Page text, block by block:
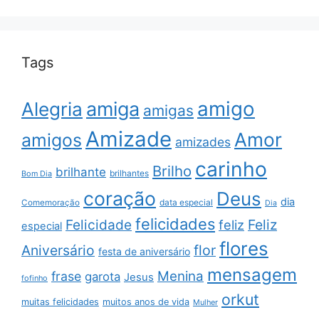
Tags
Alegria amiga amigas amigo
amigos Amizade amizades Amor
Bom Dia brilhante brilhantes Brilho carinho
Comemoração coração data especial Deus Dia dia
especial Felicidade felicidades feliz Feliz
Aniversário festa de aniversário flor flores
fofinho frase garota Jesus Menina mensagem
muitas felicidades muitos anos de vida Mulher orkut